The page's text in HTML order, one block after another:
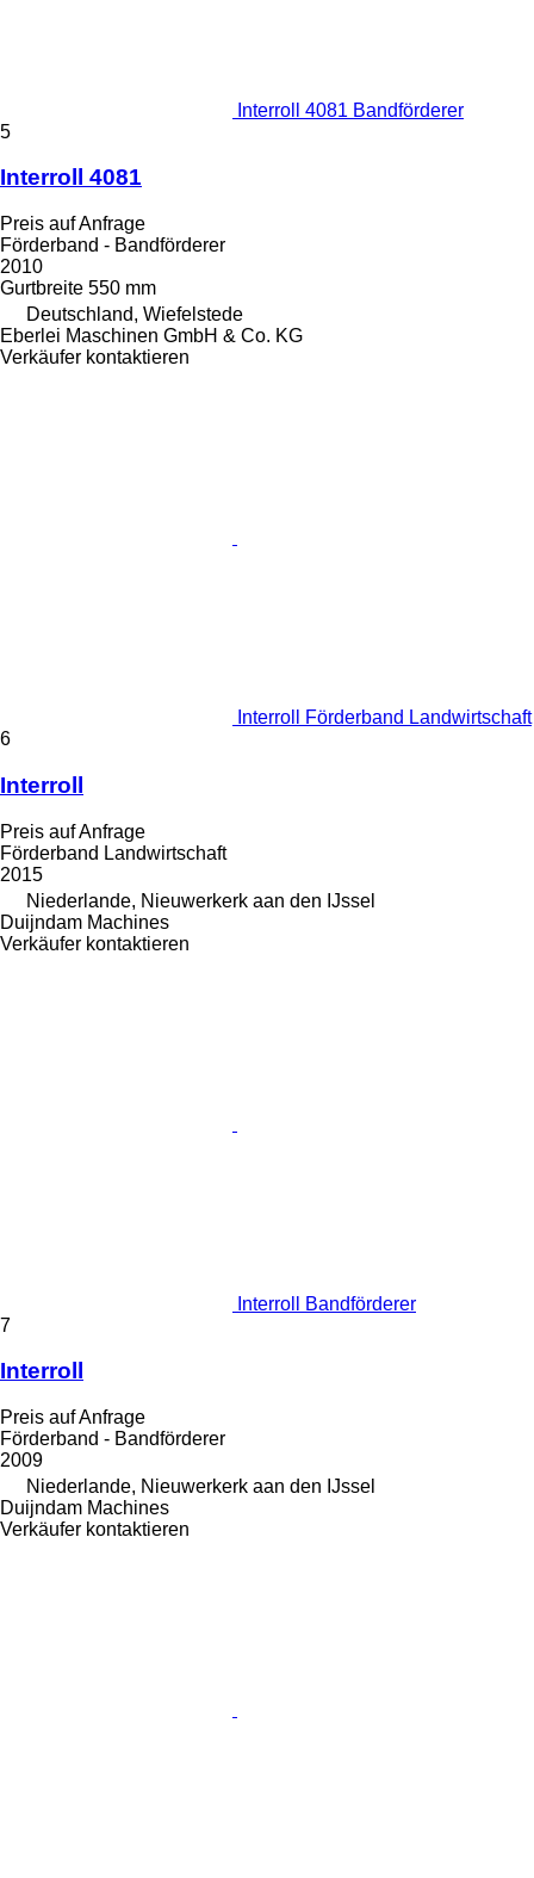
Interroll 4081 Bandförderer
5
Interroll 4081
Preis auf Anfrage
Förderband - Bandförderer
2010
Gurtbreite 550 mm
Deutschland, Wiefelstede
Eberlei Maschinen GmbH & Co. KG
Verkäufer kontaktieren
Interroll Förderband Landwirtschaft
6
Interroll
Preis auf Anfrage
Förderband Landwirtschaft
2015
Niederlande, Nieuwerkerk aan den IJssel
Duijndam Machines
Verkäufer kontaktieren
Interroll Bandförderer
7
Interroll
Preis auf Anfrage
Förderband - Bandförderer
2009
Niederlande, Nieuwerkerk aan den IJssel
Duijndam Machines
Verkäufer kontaktieren